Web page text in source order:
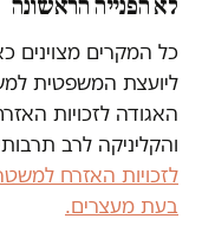
לא הפנייה הראשונה
כל המקרים מצוינים
ליועצת המשפטית
האגודה לזכויות
והקליניקה לרב
לזכויות האזרח
בעת מעצרים.